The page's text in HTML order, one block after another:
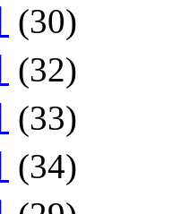
(30)
(32)
(33)
(34)